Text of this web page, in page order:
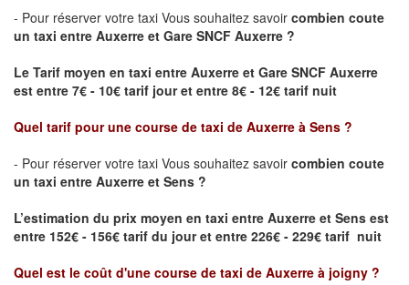
- Pour réserver votre taxi Vous souhaitez savoir combien coute
un taxi entre Auxerre et Gare SNCF Auxerre ?
Le Tarif moyen en taxi entre Auxerre et Gare SNCF Auxerre
est entre 7€ - 10€ tarif jour et entre 8€ - 12€ tarif nuit
Quel tarif pour une course de taxi de Auxerre à Sens ?
- Pour réserver votre taxi Vous souhaitez savoir combien coute
un taxi entre Auxerre et Sens ?
L’estimation du prix moyen en taxi entre Auxerre et Sens est
entre 152€ - 156€ tarif du jour et entre 226€ - 229€ tarif nuit
Quel est le coût d'une course de taxi de Auxerre à joigny ?